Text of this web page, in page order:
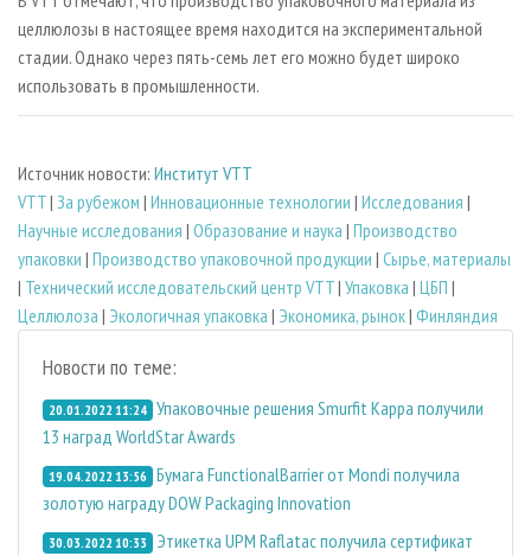
целлюлозы в настоящее время находится на экспериментальной
стадии. Однако через пять-семь лет его можно будет широко
использовать в промышленности.
Источник новости: Институт VTT
VTT| За рубежом | Инновационные технологии | Исследования |
Научные исследования | Образование и наука | Производство
упаковки | Производство упаковочной продукции | Сырье, материалы
| Технический исследовательский центр VTT| Упаковка | ЦБП |
Целлюлоза | Экологичная упаковка | Экономика, рынок| Финляндия
Новости по теме:
20.01.2022 11:24 Упаковочные решения Smurfit Kappa получили
13 наград WorldStar Awards
19.04.2022 13:56 Бумага FunctionalBarrier от Mondi получила
золотую награду DOW Packaging Innovation
30.03.2022 10:33
Этикетка UPM Raflatac получила сертификат